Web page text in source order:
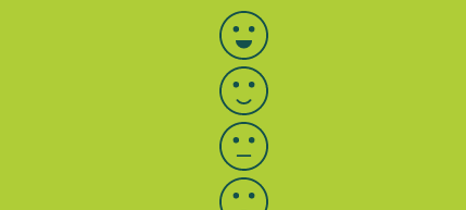
Bewertung auswählen